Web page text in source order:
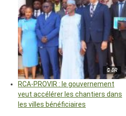
© DR
RCA-PROVIR : le gouvernement
veut accélérer les chantiers dans
les villes bénéficiaires